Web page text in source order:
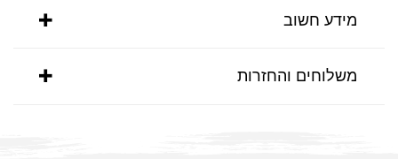
מידע חשוב
משלוחים והחזרות